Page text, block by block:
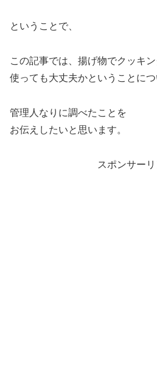
ということで、
この記事では、揚げ物でクッキ
使っても大丈夫かということにつ
管理人なりに調べたことを
お伝えしたいと思います。
スポンサーリ